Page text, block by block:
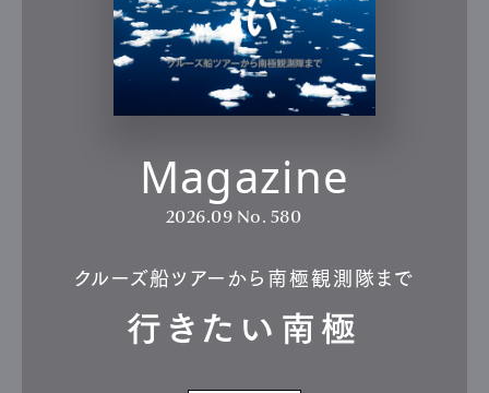
Magazine
2026.09 No. 580
クルーズ船ツアーから南極観測隊まで
行きたい南極